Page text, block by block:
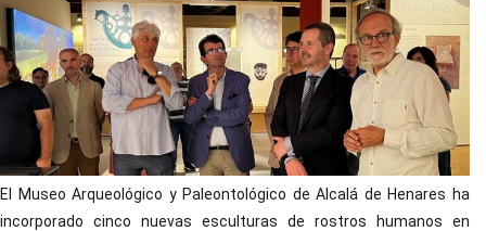
El Museo Arqueológico y Paleontológico de Alcalá de Henares ha
incorporado cinco nuevas esculturas de rostros humanos en